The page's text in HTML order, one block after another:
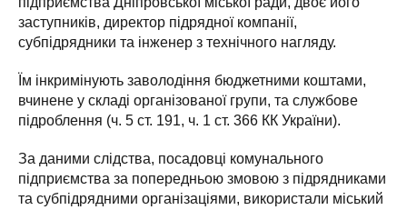
заступників, директор підрядної компанії,
субпідрядники та інженер з технічного нагляду.
Їм інкримінують заволодіння бюджетними коштами,
вчинене у складі організованої групи, та службове
підроблення (ч. 5 ст. 191, ч. 1 ст. 366 КК України).
За даними слідства, посадовці комунального
підприємства за попередньою змовою з підрядниками
та субпідрядними організаціями, використали міський